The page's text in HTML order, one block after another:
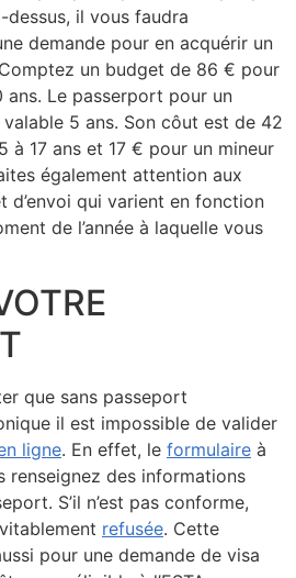
il vous faudra
demande pour en acquérir un
un budget de 86 € pour
ans. Le passerport pour un
5 ans. Son côut est de 42
à 17 ans et 17 € pour un mineur
également attention aux
d’envoi qui varient en fonction
de l’année à laquelle vous
que sans passeport
il est impossible de valider
ligne. En effet, le formulaire à
renseignez des informations
S’il n’est pas conforme,
refusée. Cette
pour une demande de visa